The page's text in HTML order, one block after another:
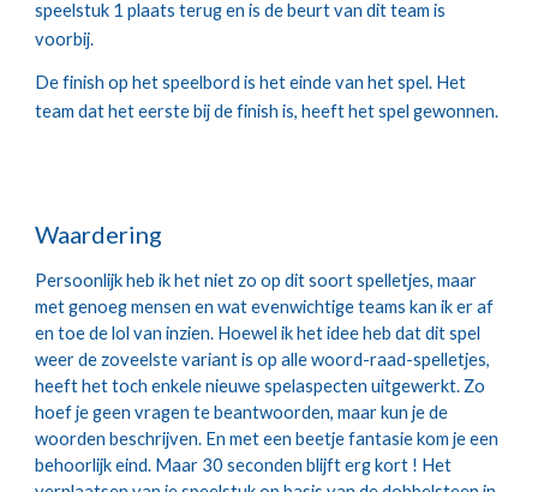
speelstuk 1 plaats terug en is de beurt van dit team is
voorbij.
De finish op het speelbord is het einde van het spel. Het
team dat het eerste bij de finish is, heeft het spel gewonnen.
Waardering
Persoonlijk heb ik het niet zo op dit soort spelletjes, maar
met genoeg mensen en wat evenwichtige teams kan ik er af
en toe de lol van inzien. Hoewel ik het idee heb dat dit spel
weer de zoveelste variant is op alle woord-raad-spelletjes,
heeft het toch enkele nieuwe spelaspecten uitgewerkt. Zo
hoef je geen vragen te beantwoorden, maar kun je de
woorden beschrijven. En met een beetje fantasie kom je een
behoorlijk eind. Maar 30 seconden blijft erg kort ! Het